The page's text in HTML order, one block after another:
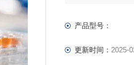
产品型号：
更新时间： 2025-